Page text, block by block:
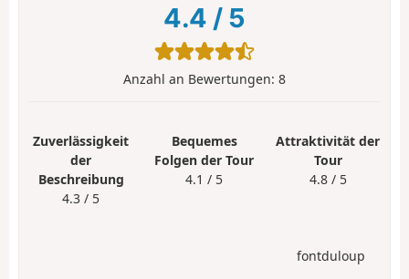
4.4 / 5
Anzahl an Bewertungen: 8
Zuverlässigkeit
der
Beschreibung
4.3 / 5
Bequemes
Folgen der Tour
4.1 / 5
Attraktivität der
Tour
4.8 / 5
fontduloup